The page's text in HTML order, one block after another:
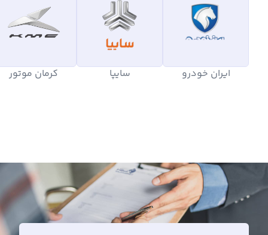
ایران خودرو سایپا کرمان موتور